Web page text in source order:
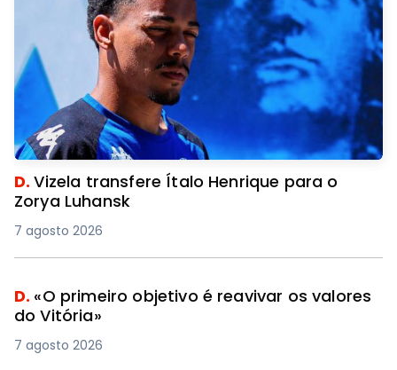
D.Vizela transfere Ítalo Henrique para o
Zorya Luhansk
7 agosto 2026
D. «O primeiro objetivo é reavivar os valores
do Vitória»
7 agosto 2026